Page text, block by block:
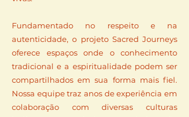
Fundamentado no respeito e na
autenticidade, o projeto Sacred Journeys
oferece espaços onde o conhecimento
tradicional e a espiritualidade podem ser
compartilhados em sua forma mais fiel.
Nossa equipe traz anos de experiência em
colaboração com diversas culturas